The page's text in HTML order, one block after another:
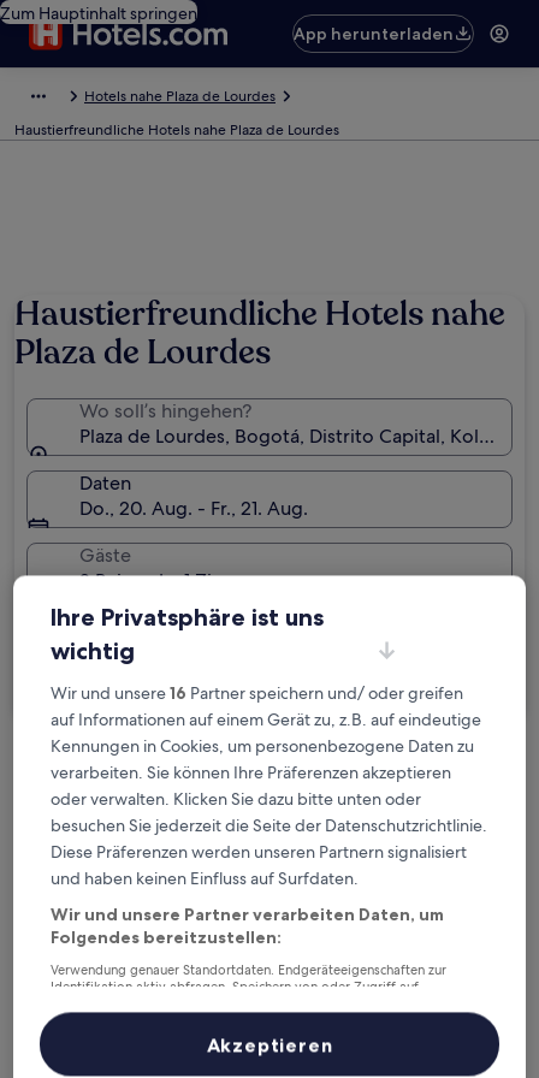
Zum Hauptinhalt springen
App herunterladen
Hotels nahe Plaza de Lourdes
Haustierfreundliche Hotels nahe Plaza de Lourdes
Haustierfreundliche Hotels nahe
Plaza de Lourdes
Wo soll’s hingehen?
Plaza de Lourdes, Bogotá, Distrito Capital,
Daten
Do., 20. Aug. - Fr., 21. Aug.
Gäste
2 Reisende, 1 Zimmer
Ich reise geschäftlich
Kostenlose Stornierung bei
Planänderungen
Verdiene Prämien für jede
wahrgenommene Übernachtung
Mehr sparen mit Preisen für Mitglieder
Überprüfe die Preise für diese Daten
Ihre Privatsphäre ist uns
wichtig
Wir und unsere16 Partner speichern und/ oder greifen
auf Informationen auf einem Gerät zu, z.B. auf eindeutige
Kennungen in Cookies, um personenbezogene Daten zu
verarbeiten. Sie können Ihre Präferenzen akzeptieren
oder verwalten. Klicken Sie dazu bitte unten oder
besuchen Sie jederzeit die Seite der Datenschutzrichtlinie.
Diese Präferenzen werden unseren Partnern signalisiert
und haben keinen Einfluss auf Surfdaten.
Wir und unsere Partner verarbeiten Daten, um
Folgendes bereitzustellen:
Verwendung genauer Standortdaten. Endgeräteeigenschaften zur
Identifikation aktiv abfragen. Speichern von oder Zugriff auf
Inhalte, Messung von Werbeleistung und der Performance von Inhalten,
Zielgruppenforschung sowie Entwicklung und Verbesserung von
Akzeptieren